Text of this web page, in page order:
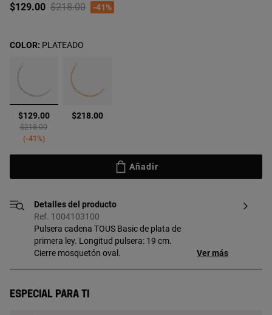
$129.00 Price reduced from
$218.00to-41%
seleccionado
$129.00
Price reduced from
$218.00to
-41%
$218.00
COLOR: PLATEADO
Añadir
Detalles del producto
Ref. 1004103100
Pulsera cadena TOUS Basic de plata de
primera ley. Longitud pulsera: 19 cm.
Cierre mosquetón oval.
Ver más
Especial para ti